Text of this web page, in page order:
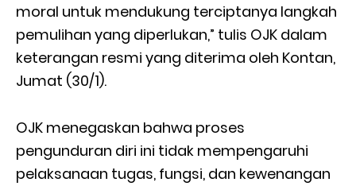
moral untuk mendukung terciptanya langkah
pemulihan yang diperlukan,” tulis OJK dalam
keterangan resmi yang diterima oleh Kontan,
Jumat (30/1).
OJK menegaskan bahwa proses
pengunduran diri ini tidak mempengaruhi
pelaksanaan tugas, fungsi, dan kewenangan